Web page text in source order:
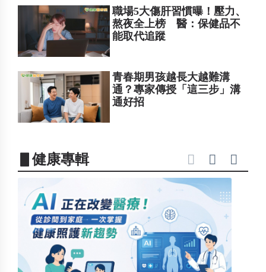
職場5大傷肝習慣曝！壓力、
熬夜全上榜 醫：保健品不
能取代追蹤
青春期男孩越長大越難溝
通？專家傳授「這三步」溝
通好招
▋健康專輯